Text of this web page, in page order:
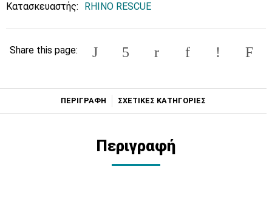
Κατασκευαστής: RHINO RESCUE
Share this page:
ΠΕΡΙΓΡΑΦΗ ΣΧΕΤΙΚΕΣ ΚΑΤΗΓΟΡΙΕΣ
Περιγραφή